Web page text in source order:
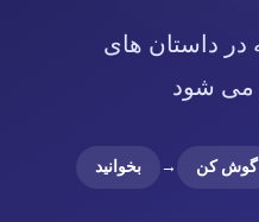
در داستان های
بخوانید → گوش کن